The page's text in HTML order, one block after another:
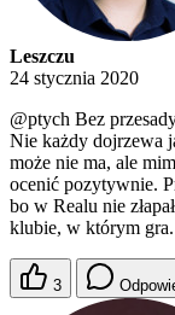
Leszczu
24 stycznia 2020
@ptych Bez
Nie każdy dojrzewa
może nie ma, ale
ocenić pozytywnie.
bo w Realu nie
klubie, w którym gra.
3